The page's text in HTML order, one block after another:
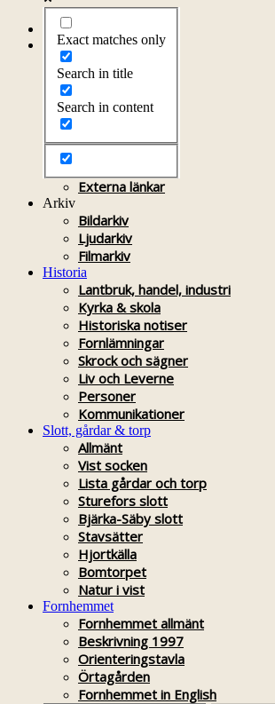
Exact matches only
Search in title
Search in content
Startsida
Om föreningen
Årsprogram
Kontakt
Styrelsen
Litteratur
Externa länkar
Arkiv
Bildarkiv
Ljudarkiv
Filmarkiv
Historia
Lantbruk, handel, industri
Kyrka & skola
Historiska notiser
Fornlämningar
Skrock och sägner
Liv och Leverne
Personer
Kommunikationer
Slott, gårdar & torp
Allmänt
Vist socken
Lista gårdar och torp
Sturefors slott
Bjärka-Säby slott
Stavsätter
Hjortkälla
Bomtorpet
Natur i vist
Fornhemmet
Fornhemmet allmänt
Beskrivning 1997
Orienteringstavla
Örtagården
Fornhemmet in English